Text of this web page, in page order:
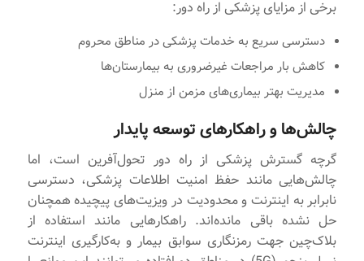
برخی از مزایای پزشکی از راه دور:
دسترسی سریع به خدمات پزشکی در مناطق محروم
کاهش بار مراجعات غیرضروری به بیمارستان‌ها
مدیریت بهتر بیماری‌های مزمن از منزل
چالش‌ها و راهکارهای توسعه پایدار
گرچه گسترش پزشکی از راه دور تحول‌آفرین است، اما
چالش‌هایی مانند حفظ امنیت اطلاعات پزشکی، دسترسی
نابرابر به اینترنت و محدودیت در ویزیت‌های پیچیده همچنان
حل نشده باقی مانده‌اند. راهکارهایی مانند استفاده از
بلاک‌چین جهت رمزنگاری سوابق بیمار و به‌کارگیری اینترنت